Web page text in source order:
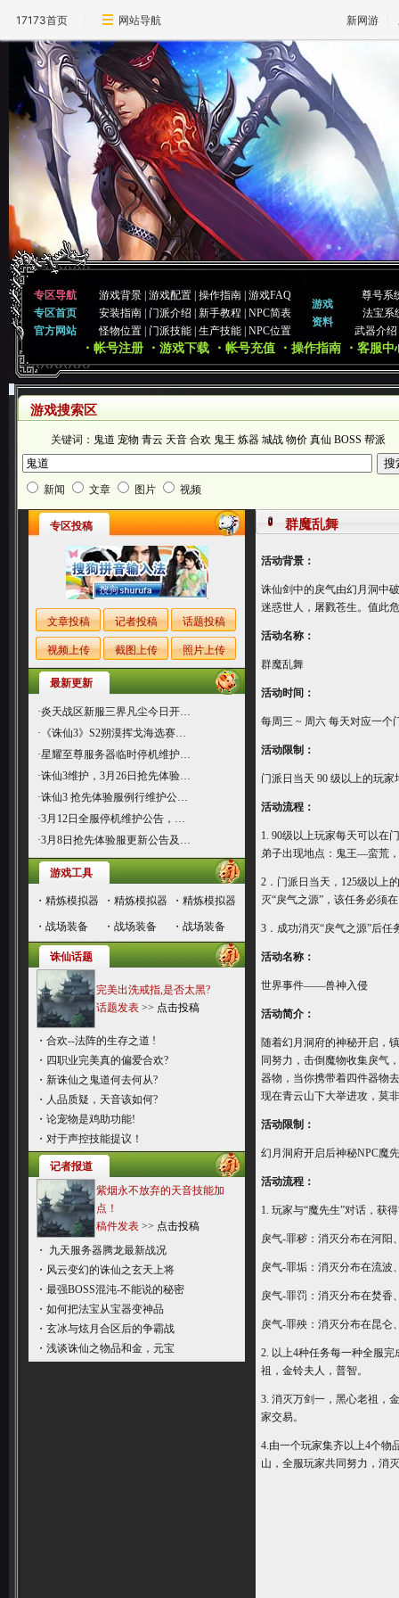
17173首页 网站导航 新网游
专区导航
专区首页
官方网站
游戏背景 |游戏配置 |操作指南 |游戏FAQ
安装指南
门派介绍 |新手教程 |NPC简表
怪物位置
门派技能 |生产技能 |NPC位置
游戏
资料
尊号系
法宝系
武器介绍
・帐号注册 ・游戏下载 ・帐号充值 ・操作指南 ・客服中
游戏搜索区
关键词： 鬼道 宠物 青云 天音 合欢 鬼王 炼器 城战 物价 真仙 BOSS 帮派
新闻 文章 图片 视频
专区投稿
文章投稿 记者投稿 话题投稿
视频上传 截图上传 照片上传
最新更新
·炎天战区新服三界凡尘今日开…
· 《诛仙3》S2朔漠挥戈海选赛…
·星耀至尊服务器临时停机维护…
·诛仙3维护，3月26日抢先体验…
·诛仙3 抢先体验服例行维护公…
·3月12日全服停机维护公告，…
·3月8日抢先体验服更新公告及…
游戏工具
・精炼模拟器 ・精炼模拟器 ・精炼模拟器
・战场装备 ・战场装备 ・战场装备
诛仙话题
完美出洗戒指,是否太黑?
话题发表>> 点击投稿
・合欢--法阵的生存之道 !
・ 四职业完美真的偏爱合欢?
・新诛仙之鬼道何去何从?
・ 人品质疑，天音该如何?
・论宠物是鸡助功能!
・对于声控技能提议！
记者报道
紫烟永不放弃的天音技能加
点！
稿件发表>> 点击投稿
・
九天服务器腾龙最新战况
・ 风云变幻的诛仙之玄天上将
・最强BOSS混沌-不能说的秘密
・如何把法宝从宝器变神品
・玄冰与炫月合区后的争霸战
・浅谈诛仙之物品和金，元宝
群魔乱舞
活动背景：
诛仙剑中的戾气由幻月洞中
迷惑世人，屠戮苍生。值此
活动名称：
群魔乱舞
活动时间：
每周三 ~ 周六 每天对应一个
活动限制：
门派日当天 90 级以上的玩
活动流程：
1. 90级以上玩家每天可以在
弟子出现地点：鬼王―蛮荒
2．门派日当天，125级以上
灭“戾气之源”，该任务必须
3．成功消灭“戾气之源”后
活动名称：
世界事件――兽神入侵
活动简介：
随着幻月洞府的神秘开启，
同努力，击倒魔物收集戾气
器物，当你携带着四件器物
现在青云山下大举进攻，莫
活动限制：
幻月洞府开启后神秘NPC魔
活动流程：
1. 玩家与“魔先生”对话，获
戾气-罪秽：消灭分布在河阳
戾气-罪垢：消灭分布在流波
戾气-罪罚：消灭分布在焚香
戾气-罪殃：消灭分布在昆仑
2. 以上4种任务每一种全服
祖，金铃夫人，普智。
3. 消灭万剑一，黑心老祖，
家交易。
4.由一个玩家集齐以上4个物
山，全服玩家共同努力，消